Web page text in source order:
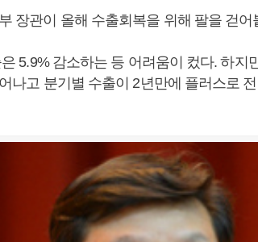
장관이 올해 수출회복을 위해 팔을 걷어
5.9% 감소하는 등 어려움이 컸다. 하지
나고 분기별 수출이 2년만에 플러스로